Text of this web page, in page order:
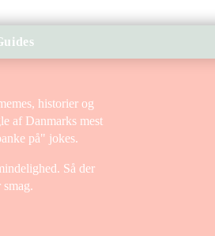
historier og
af Danmarks mest
på" jokes.
Så der